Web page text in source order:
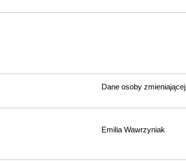
Dane osoby zmieniającej
Emilia Wawrzyniak